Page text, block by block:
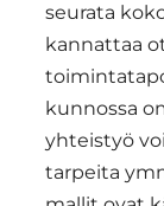
seurata
kannattaa
kunnossa
yhteistyö
tarpeita